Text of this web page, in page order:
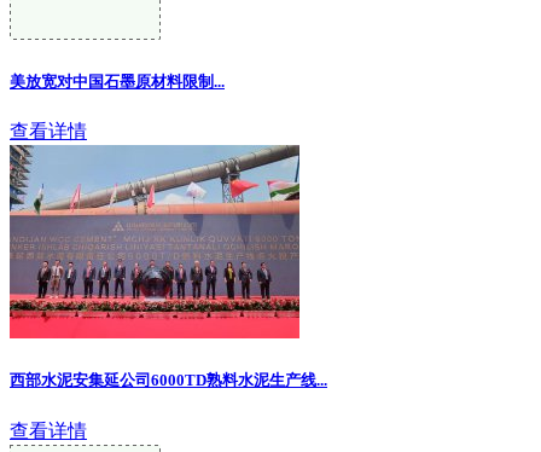
美放宽对中国石墨原材料限制 ...
查看详情
西部水泥安集延公司6000TD熟料水泥生产线...
查看详情